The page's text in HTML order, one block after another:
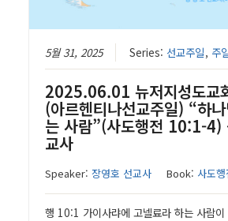
5월 31, 2025 Series: 선교주일, 주
2025.06.01 뉴저지성도교
(아르헨티나선교주일) “하
는 사람”(사도행전 10:1-4)
교사
Speaker:장영호 선교사 Book: 사도행
행 10:1 가이사랴에 고넬료라 하는 사람